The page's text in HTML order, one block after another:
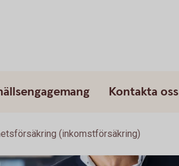
Kontakta oss
(inkomstförsäkring)